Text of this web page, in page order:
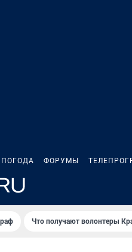
ПОГОДА ФОРУМЫ
Что получают волонтеры